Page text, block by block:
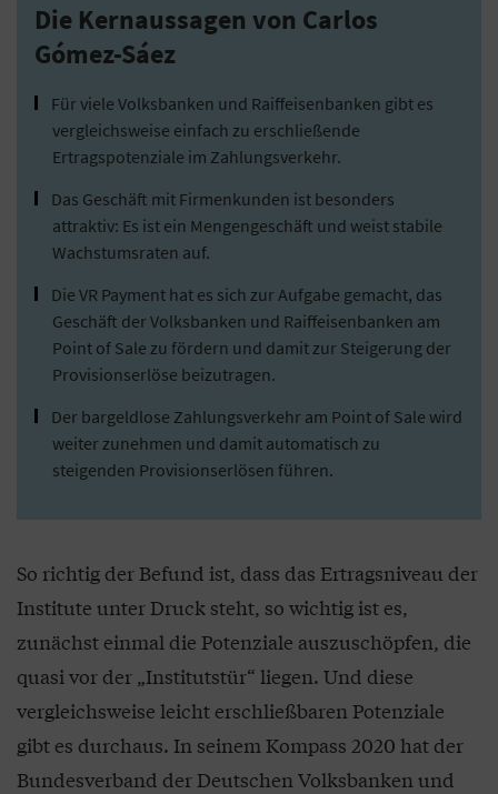
Die Kernaussagen von Carlos
Gómez-Sáez
Für viele Volksbanken und Raiffeisenbanken gibt es
vergleichsweise einfach zu erschließende
Ertragspotenziale im Zahlungsverkehr.
Das Geschäft mit Firmenkunden ist besonders
attraktiv: Es ist ein Mengengeschäft und weist stabile
Wachstumsraten auf.
Die VR Payment hat es sich zur Aufgabe gemacht, das
Geschäft der Volksbanken und Raiffeisenbanken am
Point of Sale zu fördern und damit zur Steigerung der
Provisionserlöse beizutragen.
Der bargeldlose Zahlungsverkehr am Point of Sale wird
weiter zunehmen und damit automatisch zu
steigenden Provisionserlösen führen.
So richtig der Befund ist, dass das Ertragsniveau der
Institute unter Druck steht, so wichtig ist es,
zunächst einmal die Potenziale auszuschöpfen, die
quasi vor der „Institutstür“ liegen. Und diese
vergleichsweise leicht erschließbaren Potenziale
gibt es durchaus. In seinem Kompass 2020 hat der
Bundesverband der Deutschen Volksbanken und